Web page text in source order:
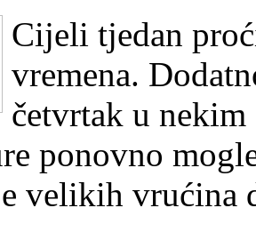
Cijeli tjedan
vremena.
četvrtak u
ponovno
velikih vrućina